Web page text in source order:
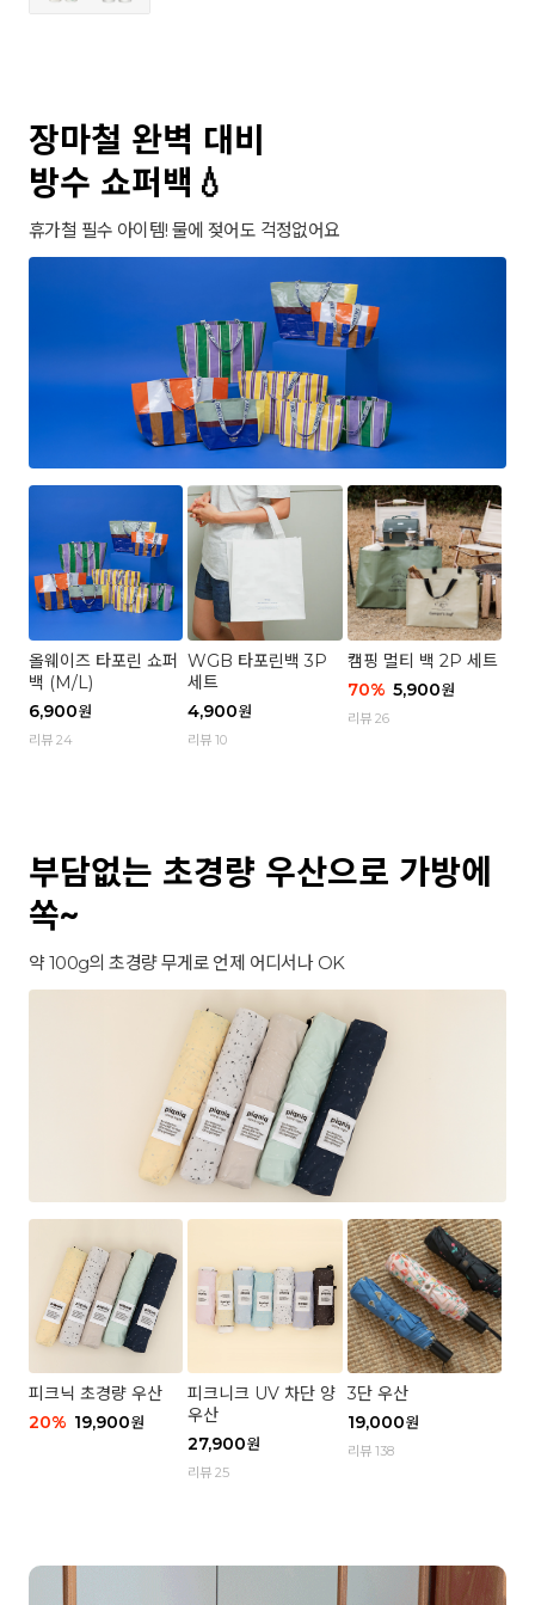
장마철 완벽 대비
방수 쇼퍼백💧
휴가철 필수 아이템! 물에 젖어도 걱정없어요
올웨이즈 타포린 쇼퍼
백 (M/L)
6,900원
리뷰 24
WGB 타포린백 3P
세트
4,900원
리뷰 10
캠핑 멀티 백 2P 세트
70% 5,900원
리뷰 26
부담없는 초경량 우산으로 가방에
쏙~
약 100g의 초경량 무게로 언제 어디서나 OK
피크닉 초경량 우산
20% 19,900원
피크니크 UV 차단 양
우산
27,900원
리뷰 25
3단 우산
19,000원
리뷰 138